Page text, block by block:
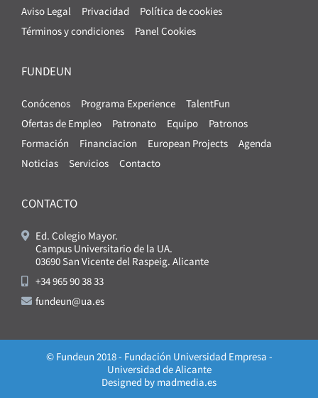
Aviso Legal Privacidad
Política de cookies
Términos y condiciones
Panel Cookies
FUNDEUN
Conócenos Programa Experience
TalentFun
Ofertas de Empleo
Patronato Equipo
Patronos
Formación
Financiacion European Projects
Agenda
Noticias
Servicios Contacto
CONTACTO
Ed. Colegio Mayor.
Campus Universitario de la UA.
03690 San Vicente del Raspeig. Alicante
+34 965 90 38 33
fundeun@ua.es
© Fundeun 2018 - Fundación Universidad Empresa -
Universidad de Alicante
Designed by madmedia.es